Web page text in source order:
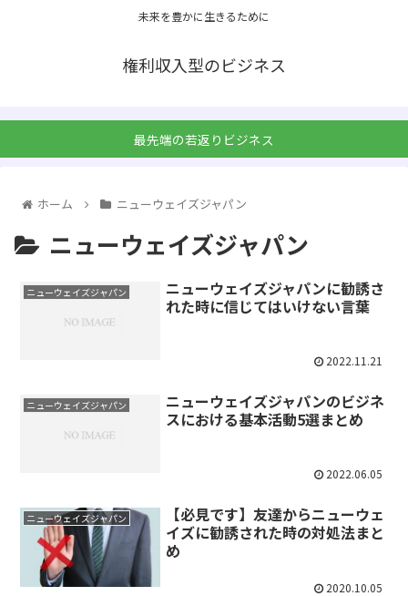
未来を豊かに生きるために
権利収入型のビジネス
最先端の若返りビジネス
ホーム ニューウェイズジャパン
ニューウェイズジャパン
ニューウェイズジャパン
ニューウェイズジャパンに勧誘さ
れた時に信じてはいけない言葉
2022.11.21
ニューウェイズジャパン
ニューウェイズジャパンのビジネ
スにおける基本活動5選まとめ
2022.06.05
ニューウェイズジャパン
【必見です】友達からニューウェ
イズに勧誘された時の対処法まと
め
2020.10.05